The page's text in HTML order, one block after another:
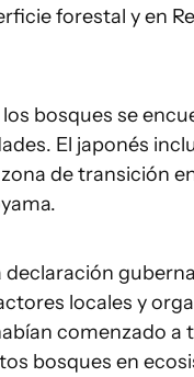
forestal y en
bosques se
El japonés
de transición
declaración
locales y
comenzado a
bosques en